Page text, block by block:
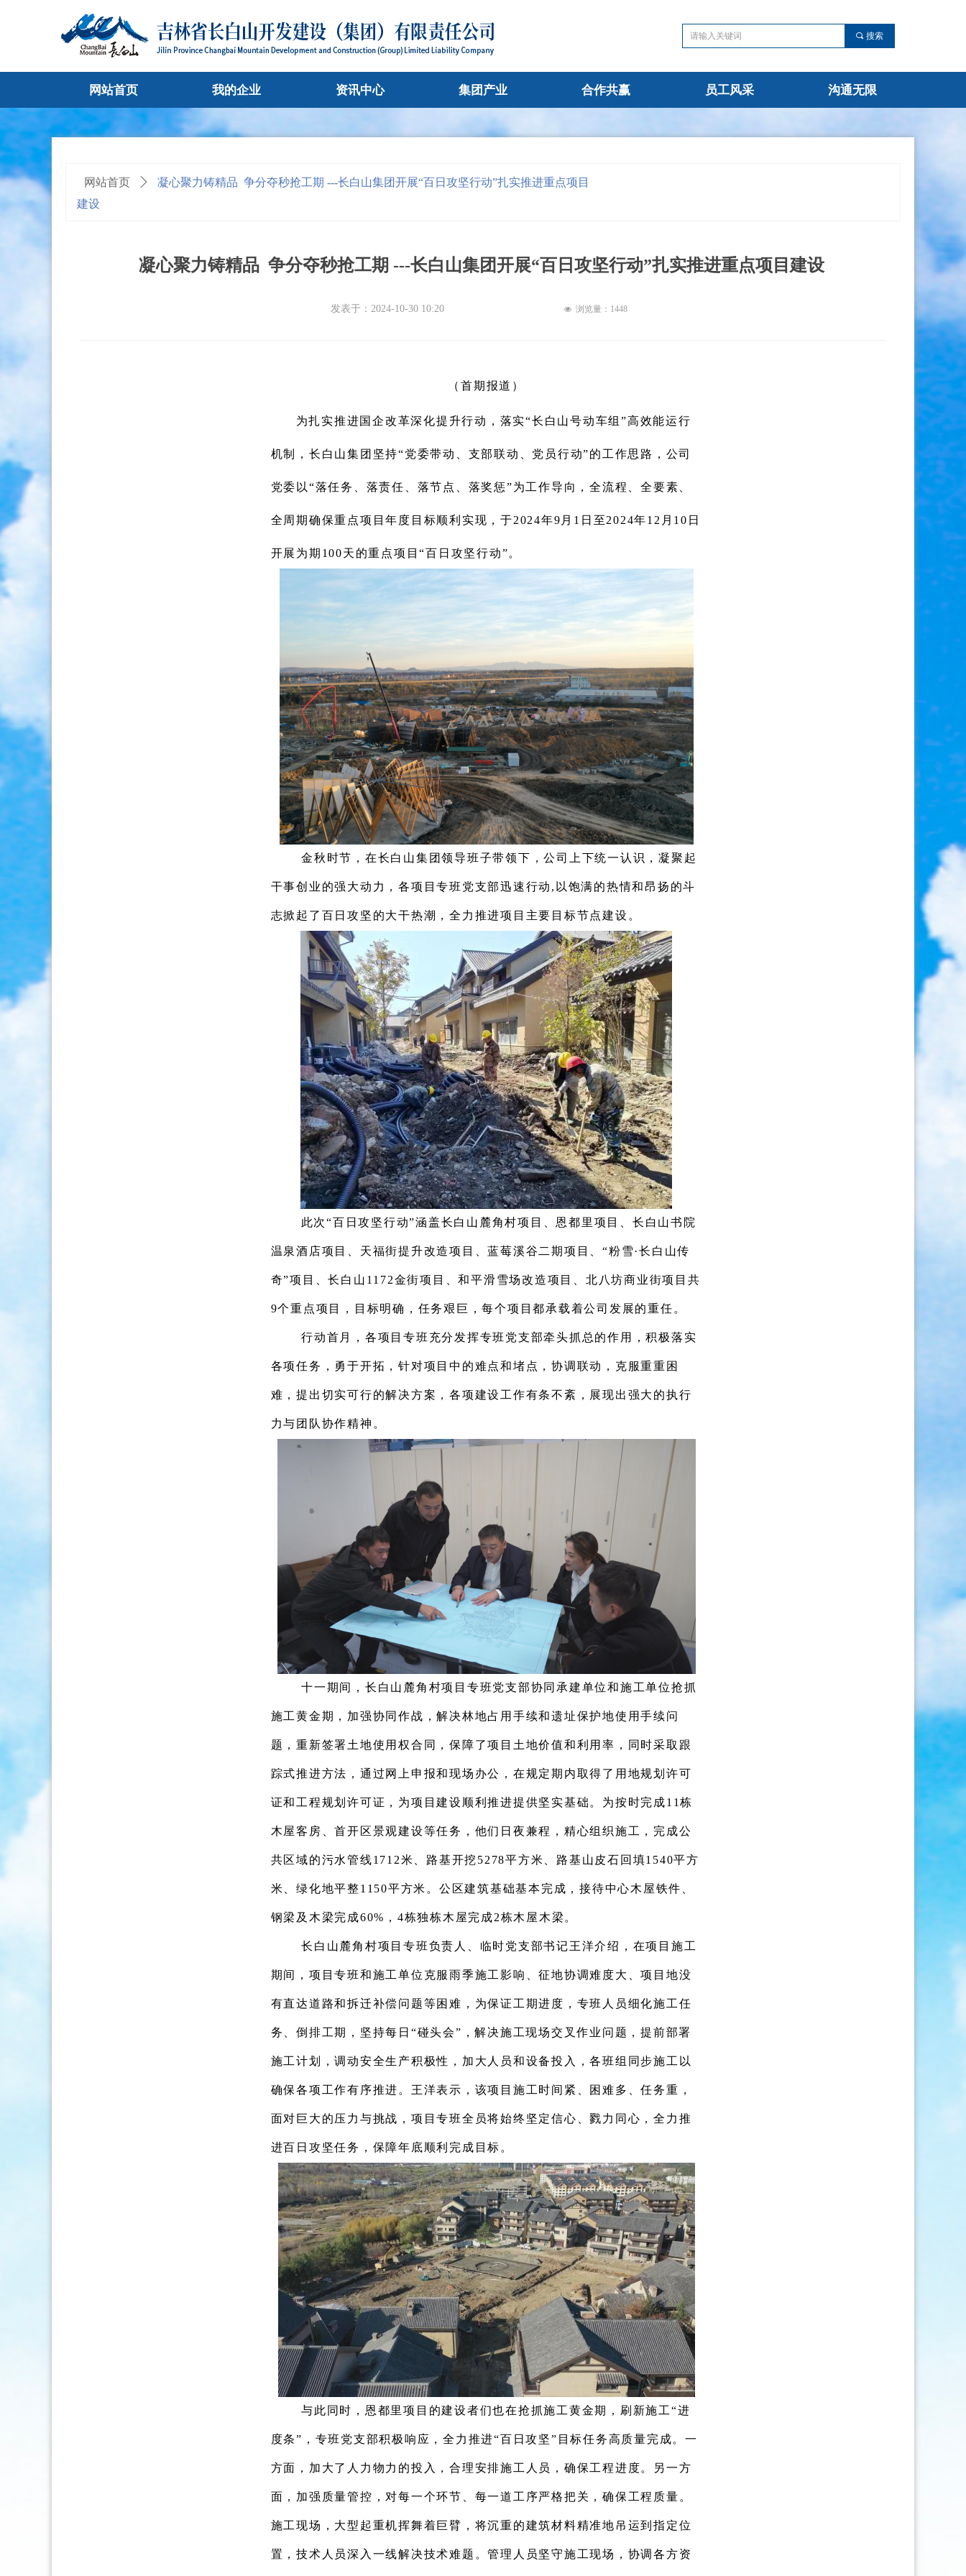
网站首页 我的企业 资讯中心 集团产业 合作共赢 员工风采 沟通无限
끠 搜索
网站首页 ꄲ
凝心聚力铸精品 争分夺秒抢工期 ---长白山集团开展“百日攻坚行动”扎实推进重点项目
建设
凝心聚力铸精品 争分夺秒抢工期 ---长白山集团开展“百日攻坚行动”扎实推进重点项目建设
发表于： 2024-10-30 10:20 넶 浏览量： 1448
（首期报道）
为扎实推进国企改革深化提升行动， 落实“长白山号动车组”高效能运行
机制，长白山集团坚持“党委带动、支部联动、党员行动”的工作思路，公司
党委 以“落任务、落责任、落节点、落奖惩”为工作导向，全流程、全要素、
全周期确保重点项目年度目标顺利实现， 于2024年9月1日 至2024年12月10 日
开展为期100天 的重点项目“百日攻坚行动”。
金秋时节， 在长白山集团领导班子带领下，公司上下统一认识，凝聚起
干事创业的强大动力， 各项目专班 党支部迅速行动 , 以饱满的热情和昂扬的斗
志掀起了 百日攻坚的大干热潮 ，全力推进项目主要目标节点建设 。
此次“百日攻坚行动”涵盖长白山麓角村项目 恩都里项目 长白山书院
温泉酒店项目 天福街提升改造项目 、蓝莓溪谷二期项目、 “粉雪·长白山传
奇”项目 、长白山1172金街项目 、和平滑雪场改造项目 、北八坊商业街项目共
9个重点项目 ，目标明确，任务艰巨 ，每个项目都承载着公司 发展的重任。
行动首月，各项目专班 充分发挥专班党支部牵头抓总的作用，积极落实
各项任务， 勇于开拓，针对项目中的难点和堵点，协调联动， 克服重重困
难， 提出切实可行的解决方案， 各项建设工作有条不紊 ， 展现出强大的执行
力与 团队协作精神。
十一期间，长白山麓角村项目专班党支部协同 承建单位和施工单位抢抓
施工黄金期 ， 加强协同作战，解决林地占用手续和遗址保护地使用手续问
题，重新签署土地使用权合同，保障了项目土地价值和利用率，同时采取跟
踪式推进方法，通过网上申报和现场办公，在规定期内取得了用地规划许可
证和工程规划许可证，为项目建设顺利推进提供坚实基础。 为按时完成11栋
木屋客房、首开区景观建设等任务， 他们 日夜兼程，精心组织施工 ， 完成公
共区域的污水管线1712米、路基开挖5278平方米、路基山皮石回填1540平方
米、绿化地平整1150平方米。公区建筑基础基本完成，接待中心木屋铁件、
钢梁及木梁完成60%，4栋独栋木屋完成2栋木屋木梁。
长白山麓角村项目专班负责人、 临时党支部书记王洋介绍， 在项目施工
期间， 项目专班和施工单位 克服雨季施工影响 、征地协调难度大 、项目地没
有直达道路和拆迁补偿问题等困难 ， 为保证工期进度， 专班人员细化施工任
务 倒排工期，坚持每 日 “碰头会”，解决施工现场交叉作业问题，提前部署
施工计划 ，调动安全生产积极性 ， 加大人员和设备投入，各班组同步施工 以
确保各项工作有序推进。 王洋表示，该项目施工时间紧、 困难多、任务重，
面对 巨大 的压力与挑战， 项目专班全员将始终坚定信心、戮力 同 心 ， 全力推
进百日攻坚任务，保障年底顺利完成目标 。
与此同时， 恩都里项目 的建设者们也在抢抓施工黄金期，刷新施工“进
度条”，专班 党支部积极响应 ， 全力推进“百日攻坚”目标任务高质量完成。一
方面，加大了人力物力的投入，合理安排施工人员，确保工程进度。另一方
面，加强质量管控，对每一个环节、每一道工序严格把关，确保工程质量。
施工现场，大型起重机挥舞着巨臂，将沉重的建筑材料精准地吊运到指定位
置，技术人员深入一线解决技术难题 。管理人员坚守施工现场，协调各方资